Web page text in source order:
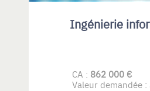
Ingénierie
CA : 862 000 €
Valeur demandée :